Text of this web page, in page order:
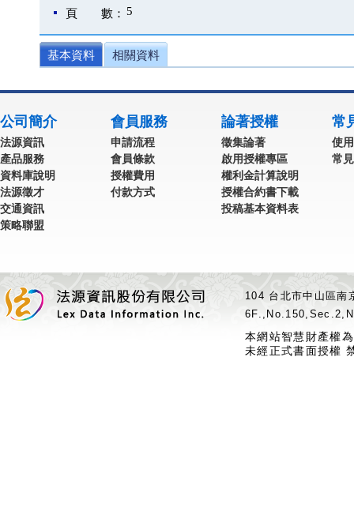
頁 數： 5
基本資料 相關資料
公司簡介
法源資訊
產品服務
資料庫說明
法源徵才
交通資訊
策略聯盟
會員服務
申請流程
會員條款
授權費用
付款方式
論著授權
徵集論著
啟用授權專區
權利金計算說明
授權合約書下載
投稿基本資料表
常
使
常
104 台北市中山區
本網站智慧財產權
未經正式書面授權